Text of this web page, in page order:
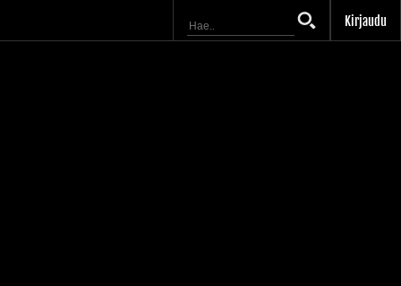
Kirjaudu